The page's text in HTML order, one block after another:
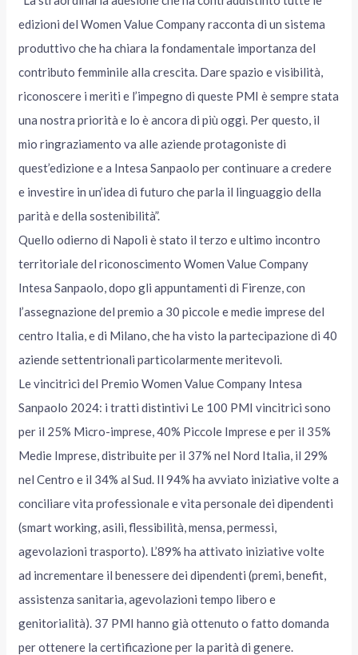
edizioni del Women Value Company racconta di un sistema
produttivo che ha chiara la fondamentale importanza del
contributo femminile alla crescita. Dare spazio e visibilità,
riconoscere i meriti e l’impegno di queste PMI è sempre stata
una nostra priorità e lo è ancora di più oggi. Per questo, il
mio ringraziamento va alle aziende protagoniste di
quest’edizione e a Intesa Sanpaolo per continuare a credere
e investire in un’idea di futuro che parla il linguaggio della
parità e della sostenibilità”.
Quello odierno di Napoli è stato il terzo e ultimo incontro
territoriale del riconoscimento Women Value Company
Intesa Sanpaolo, dopo gli appuntamenti di Firenze, con
l’assegnazione del premio a 30 piccole e medie imprese del
centro Italia, e di Milano, che ha visto la partecipazione di 40
aziende settentrionali particolarmente meritevoli.
Le vincitrici del Premio Women Value Company Intesa
Sanpaolo 2024: i tratti distintivi Le 100 PMI vincitrici sono
per il 25% Micro-imprese, 40% Piccole Imprese e per il 35%
Medie Imprese, distribuite per il 37% nel Nord Italia, il 29%
nel Centro e il 34% al Sud. Il 94% ha avviato iniziative volte a
conciliare vita professionale e vita personale dei dipendenti
(smart working, asili, flessibilità, mensa, permessi,
agevolazioni trasporto). L’89% ha attivato iniziative volte
ad incrementare il benessere dei dipendenti (premi, benefit,
assistenza sanitaria, agevolazioni tempo libero e
genitorialità). 37 PMI hanno già ottenuto o fatto domanda
per ottenere la certificazione per la parità di genere.